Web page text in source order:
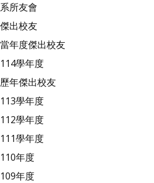
系所友會
傑出校友
當年度傑出校友
114學年度
歷年傑出校友
113學年度
112學年度
111學年度
110年度
109年度